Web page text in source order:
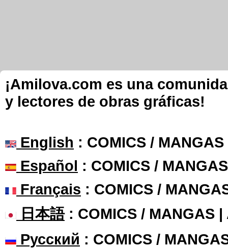
¡Amilova.com es una
y lectores de obras gráficas!
English : COMICS /
Español : COMICS /
Français : COMICS /
日本語: COMICS / MANGAS |
Русский : COMICS /